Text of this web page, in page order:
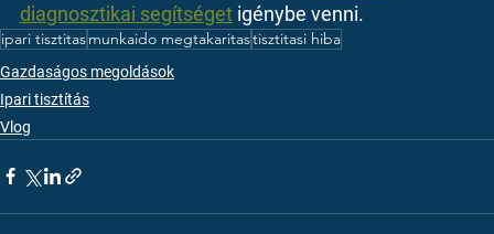
diagnosztikai segítséget igénybe venni.
ipari tisztitasmunkaido megtakaritastisztitasi hiba
Gazdaságos megoldások
Ipari tisztítás
Vlog